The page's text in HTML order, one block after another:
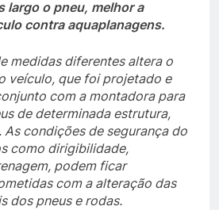
largo o pneu, melhor a
contra aquaplanagens.
medidas diferentes altera o
veículo, que foi projetado e
com a montadora para
de determinada estrutura,
condições de segurança do
como dirigibilidade,
podem ficar
com a alteração das
dos pneus e rodas.